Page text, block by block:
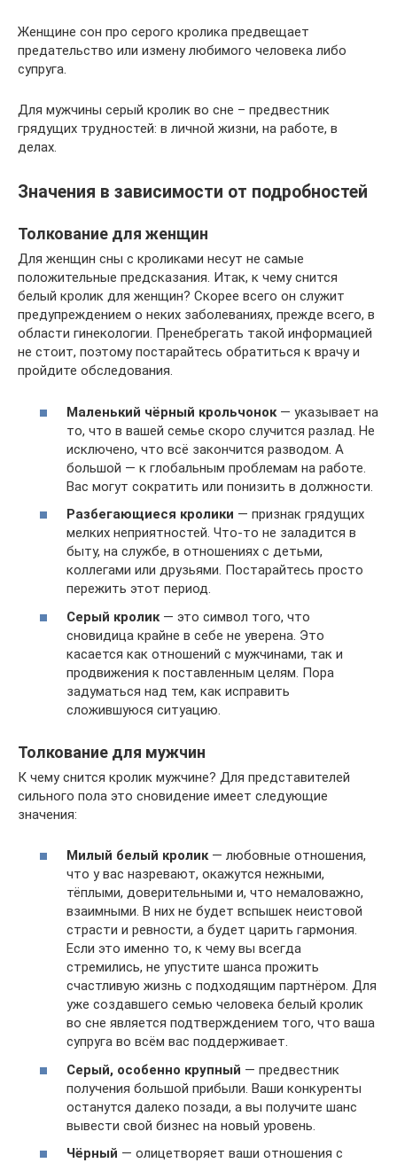
Женщине сон про серого кролика предвещает
предательство или измену любимого человека либо
супруга.
Для мужчины серый кролик во сне – предвестник
грядущих трудностей: в личной жизни, на работе, в
делах.
Значения в зависимости от подробностей
Толкование для женщин
Для женщин сны с кроликами несут не самые
положительные предсказания. Итак, к чему снится
белый кролик для женщин? Скорее всего он служит
предупреждением о неких заболеваниях, прежде всего, в
области гинекологии. Пренебрегать такой информацией
не стоит, поэтому постарайтесь обратиться к врачу и
пройдите обследования.
Маленький чёрный крольчонок — указывает на
то, что в вашей семье скоро случится разлад. Не
исключено, что всё закончится разводом. А
большой — к глобальным проблемам на работе.
Вас могут сократить или понизить в должности.
Разбегающиеся кролики — признак грядущих
мелких неприятностей. Что-то не заладится в
быту, на службе, в отношениях с детьми,
коллегами или друзьями. Постарайтесь просто
пережить этот период.
Серый кролик — это символ того, что
сновидица крайне в себе не уверена. Это
касается как отношений с мужчинами, так и
продвижения к поставленным целям. Пора
задуматься над тем, как исправить
сложившуюся ситуацию.
Толкование для мужчин
К чему снится кролик мужчине? Для представителей
сильного пола это сновидение имеет следующие
значения:
Милый белый кролик— любовные отношения,
что у вас назревают, окажутся нежными,
тёплыми, доверительными и, что немаловажно,
взаимными. В них не будет вспышек неистовой
страсти и ревности, а будет царить гармония.
Если это именно то, к чему вы всегда
стремились, не упустите шанса прожить
счастливую жизнь с подходящим партнёром. Для
уже создавшего семью человека белый кролик
во сне является подтверждением того, что ваша
супруга во всём вас поддерживает.
Серый, особенно крупный — предвестник
получения большой прибыли. Ваши конкуренты
останутся далеко позади, а вы получите шанс
вывести свой бизнес на новый уровень.
Чёрный — олицетворяет ваши отношения с